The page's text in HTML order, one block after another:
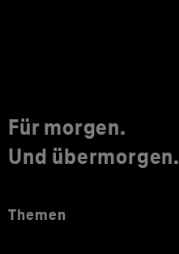
Für morgen.
Und übermorgen.
Themen